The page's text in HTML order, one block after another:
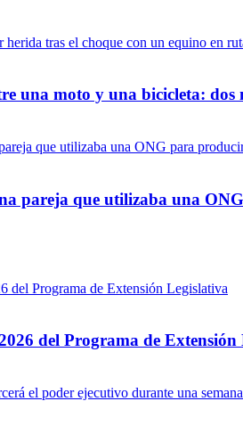
una moto y una bicicleta: dos
pareja que utilizaba una
del Programa de Extensión